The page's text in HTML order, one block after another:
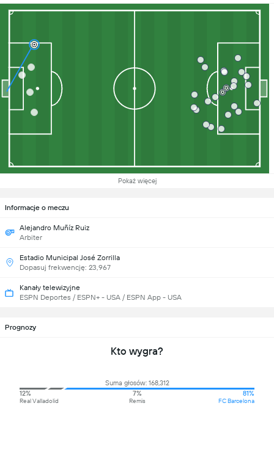
Pokaż więcej
Informacje o meczu
Alejandro Muñíz Ruiz
Arbiter
Estadio Municipal José Zorrilla
Dopasuj frekwencję: 23,967
Kanały telewizyjne
ESPN Deportes / ESPN+ - USA / ESPN App - USA
Prognozy
Kto wygra?
Suma głosów: 168,312
12%
Real Valladolid
7%
Remis
81%
FC Barcelona